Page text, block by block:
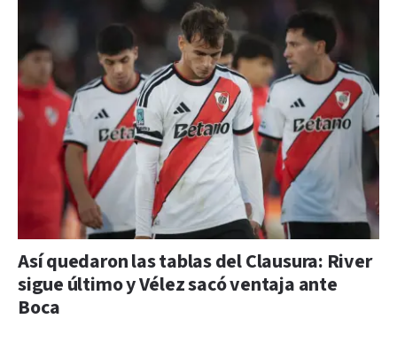
Así quedaron las tablas del Clausura: River
sigue último y Vélez sacó ventaja ante
Boca